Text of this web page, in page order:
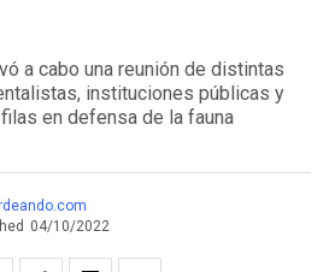
a cabo una reunión de distintas
instituciones públicas y
en defensa de la fauna
04/10/2022